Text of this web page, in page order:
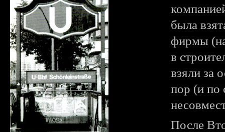
была
фирмы
в
взяли за
пор (и по
После